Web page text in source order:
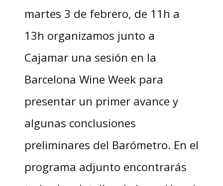
martes 3 de febrero, de 11h a
13h organizamos junto a
Cajamar una sesión en la
Barcelona Wine Week para
presentar un primer avance y
algunas conclusiones
preliminares del Barómetro. En el
programa adjunto encontrarás